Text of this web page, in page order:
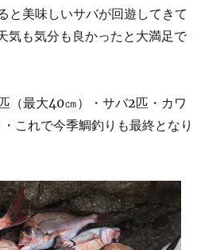
と美味しいサバが回遊してきて
気も気分も良かったと大満足で
（最大40㎝）・サバ2匹・カワ
これで今季鯛釣りも最終となり